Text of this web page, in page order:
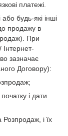
платежі.
будь-які інші
продажу в
При
зазначає
Договору):
і дати
Розпродаж, і їх